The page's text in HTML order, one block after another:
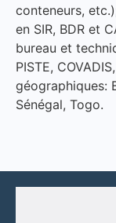
conteneurs,
en SIR, BDR et
bureau et
PISTE,
géographiques:
Sénégal, Togo.